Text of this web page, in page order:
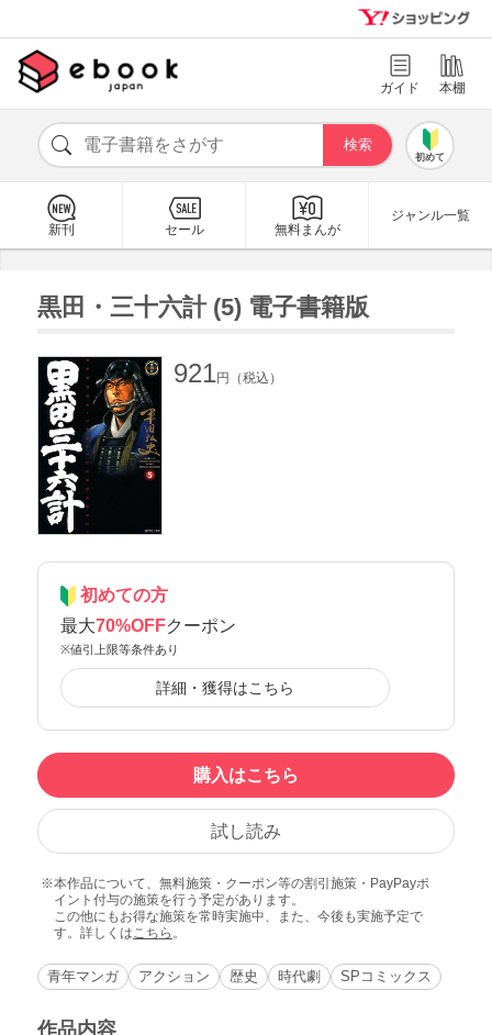
ガイド 本棚
初めて
新刊 セール 無料まんが
ジャンル一覧
黒田・三十六計 (5) 電子書籍版
921円（税込）
初めての方
最大70%OFFクーポン
※値引上限等条件あり
詳細・獲得はこちら
購入はこちら
試し読み
本作品について、無料施策・クーポン等の割引施策・PayPayポ
イント付与の施策を行う予定があります。
この他にもお得な施策を常時実施中、また、今後も実施予定で
す。詳しくはこちら 。
青年マンガ アクション 歴史 時代劇 SPコミックス
作品内容